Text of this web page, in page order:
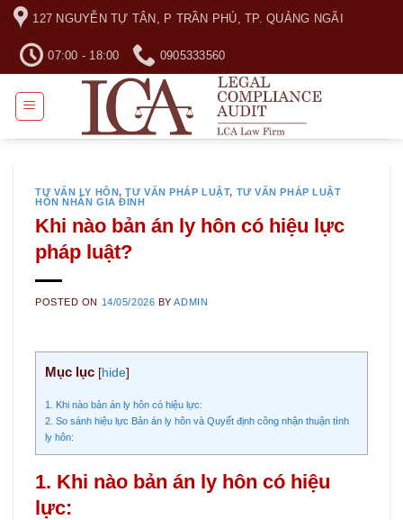
Skip
content
127 NGUYỄN TỰ TÂN, P TRẦN PHÚ, TP. QUẢNG NGÃI
07:00 - 18:00 0905333560
TƯ VẤN LY HÔN,TƯ VẤN PHÁP LUẬT, TƯ VẤN PHÁP LUẬT
HÔN NHÂN GIA ĐÌNH
Khi nào bản án ly hôn có hiệu lực
pháp luật?
POSTED ON 14/05/2026 BYADMIN
Mục lục [hide]
1. Khi nào bản án ly hôn có hiệu lực:
2. So sánh hiệu lực Bản án ly hôn và Quyết định công nhận thuận tình
ly hôn:
1. Khi nào bản án ly hôn có hiệu
lực: